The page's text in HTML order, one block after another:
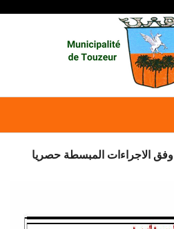
نشر طلب عروض 25-2026 وفق الاجراءات المبسطة حصريا